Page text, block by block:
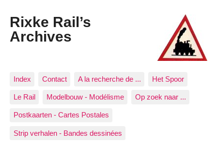
Rixke Rail’s
Archives
Index Contact A la recherche de ... Het Spoor
Le Rail Modelbouw - Modélisme Op zoek naar ...
Postkaarten - Cartes Postales
Strip verhalen - Bandes dessinées